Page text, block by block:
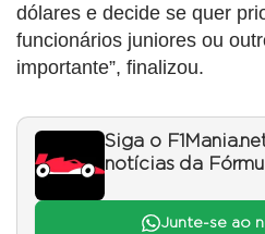
dólares e decide se quer
funcionários juniores ou
importante”, finalizou.
Siga o
notícias da
Junte-se ao